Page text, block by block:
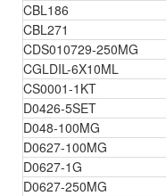
CBL186
CBL271
CDS010729-250MG
CGLDIL-6X10ML
CS0001-1KT
D0426-5SET
D048-100MG
D0627-100MG
D0627-1G
D0627-250MG